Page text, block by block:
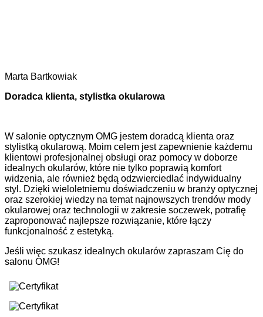
Marta Bartkowiak
Doradca klienta, stylistka okularowa
W salonie optycznym OMG jestem doradcą klienta oraz
stylistką okularową. Moim celem jest zapewnienie każdemu
klientowi profesjonalnej obsługi oraz pomocy w doborze
idealnych okularów, które nie tylko poprawią komfort
widzenia, ale również będą odzwierciedlać indywidualny
styl. Dzięki wieloletniemu doświadczeniu w branży optycznej
oraz szerokiej wiedzy na temat najnowszych trendów mody
okularowej oraz technologii w zakresie soczewek, potrafię
zaproponować najlepsze rozwiązanie, które łączy
funkcjonalność z estetyką.
Jeśli więc szukasz idealnych okularów zapraszam Cię do
salonu OMG!